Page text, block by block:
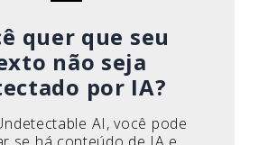
quer que seu
não seja
por IA?
AI, você pode